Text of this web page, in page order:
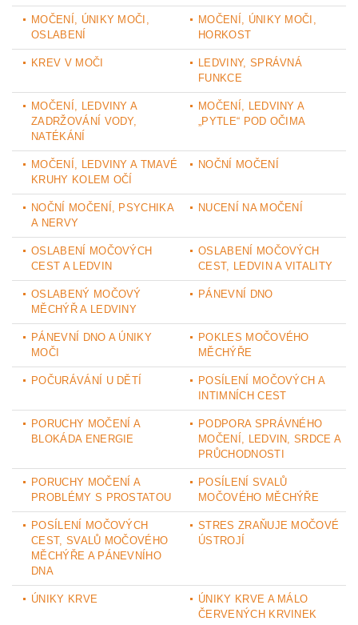
MOČENÍ, ÚNIKY MOČI,
OSLABENÍ
MOČENÍ, ÚNIKY MOČI,
HORKOST
KREV V MOČI
LEDVINY, SPRÁVNÁ
FUNKCE
MOČENÍ, LEDVINY A
ZADRŽOVÁNÍ VODY,
NATÉKÁNÍ
MOČENÍ, LEDVINY A
„PYTLE“ POD OČIMA
MOČENÍ, LEDVINY A TMAVÉ
KRUHY KOLEM OČÍ
NOČNÍ MOČENÍ
NOČNÍ MOČENÍ, PSYCHIKA
A NERVY
NUCENÍ NA MOČENÍ
OSLABENÍ MOČOVÝCH
CEST A LEDVIN
OSLABENÍ MOČOVÝCH
CEST, LEDVIN A VITALITY
OSLABENÝ MOČOVÝ
MĚCHÝŘ A LEDVINY
PÁNEVNÍ DNO
PÁNEVNÍ DNO A ÚNIKY
MOČI
POKLES MOČOVÉHO
MĚCHÝŘE
POČURÁVÁNÍ U DĚTÍ
POSÍLENÍ MOČOVÝCH A
INTIMNÍCH CEST
PORUCHY MOČENÍ A
BLOKÁDA ENERGIE
PODPORA SPRÁVNÉHO
MOČENÍ, LEDVIN, SRDCE A
PRŮCHODNOSTI
PORUCHY MOČENÍ A
PROBLÉMY S PROSTATOU
POSÍLENÍ SVALŮ
MOČOVÉHO MĚCHÝŘE
POSÍLENÍ MOČOVÝCH
CEST, SVALŮ MOČOVÉHO
MĚCHÝŘE A PÁNEVNÍHO
DNA
STRES ZRAŇUJE MOČOVÉ
ÚSTROJÍ
ÚNIKY KRVE
ÚNIKY KRVE A MÁLO
ČERVENÝCH KRVINEK